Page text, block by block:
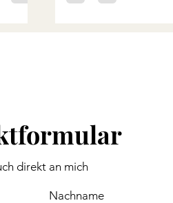
direkt an mich
Nachname